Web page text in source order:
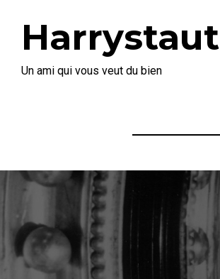
Harrystaut
Un ami qui vous veut du bien